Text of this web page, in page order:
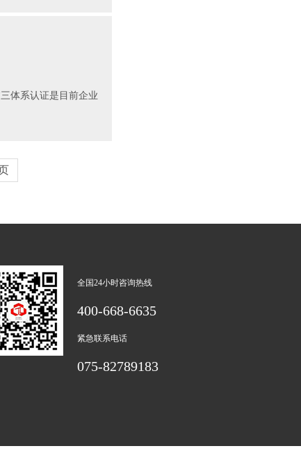
体系认证是目前企业
全国24小时咨询热线
400-668-6635
紧急联系电话
075-82789183